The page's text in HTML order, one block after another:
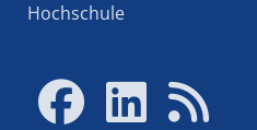
Hochschule